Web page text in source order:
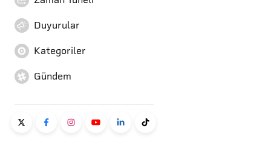
Duyurular
Kategoriler
Gündem